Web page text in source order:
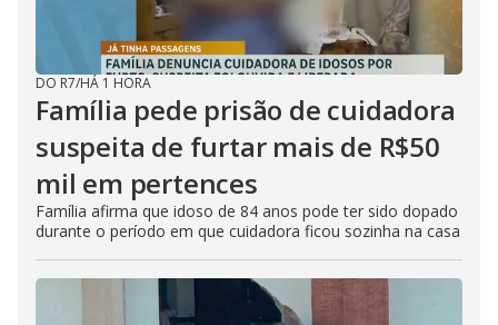
DO R7/HÁ 1 HORA
Família pede prisão de cuidadora
suspeita de furtar mais de R$50
mil em pertences
Família afirma que idoso de 84 anos pode ter sido dopado
durante o período em que cuidadora ficou sozinha na casa